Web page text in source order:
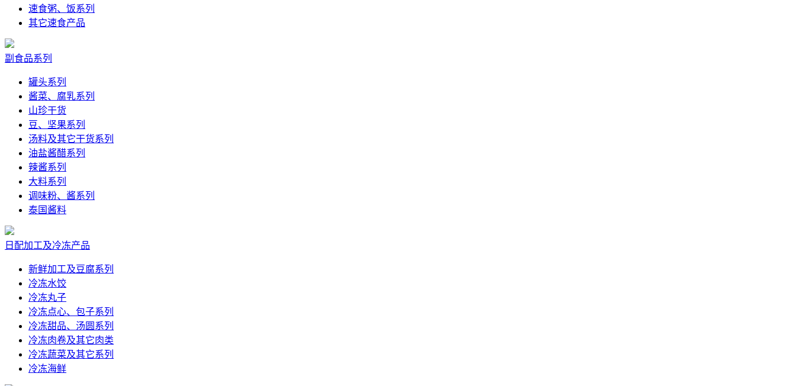
速食粥、饭系列
其它速食产品
副食品系列
罐头系列
酱菜、腐乳系列
山珍干货
豆、坚果系列
汤料及其它干货系列
油盐酱醋系列
辣酱系列
大料系列
调味粉、酱系列
泰国酱料
日配加工及冷冻产品
新鲜加工及豆腐系列
冷冻水饺
冷冻丸子
冷冻点心、包子系列
冷冻甜品、汤圆系列
冷冻肉卷及其它肉类
冷冻蔬菜及其它系列
冷冻海鲜